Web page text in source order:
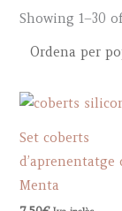
Showing 1–30
Set coberts
d’aprenentatge
Menta